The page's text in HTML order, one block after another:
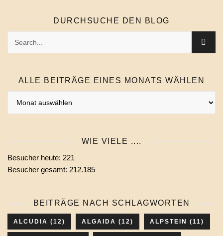
DURCHSUCHE DEN BLOG
ALLE BEITRÄGE EINES MONATS WÄHLEN
wählen
WIE VIELE ....
Besucher heute: 221
Besucher gesamt: 212.185
BEITRÄGE NACH SCHLAGWORTEN
ALCUDIA (12) ALGAIDA (12) ALPSTEIN (11)